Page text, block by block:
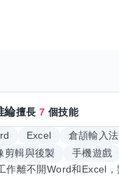
綸擅長7 個技能
Excel
倉頡輸入法
剪輯與後製
手機遊戲